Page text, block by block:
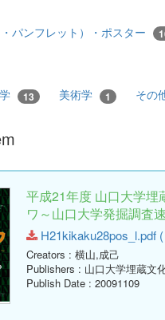
パンフレット）・ポスター
13 美術学 1 その
平成21年度 山口大学
ワ～山口大学発掘調査
H21kikaku28pos_l.pdf
Creators : 横山,成己
Publishers : 山口大学埋蔵文
Publish Date : 20091109